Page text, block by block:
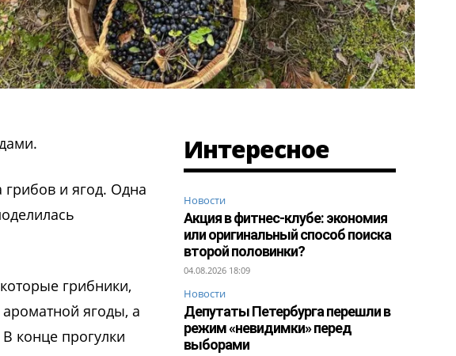
грибов и ягод. Одна
грибники,
ягоды, а
конце прогулки
Интересное
Новости
Акция в фитнес-клубе: экономия
или оригинальный способ поиска
второй половинки?
04.08.2026 18:09
Новости
Депутаты Петербурга перешли в
режим «невидимки» перед
выборами